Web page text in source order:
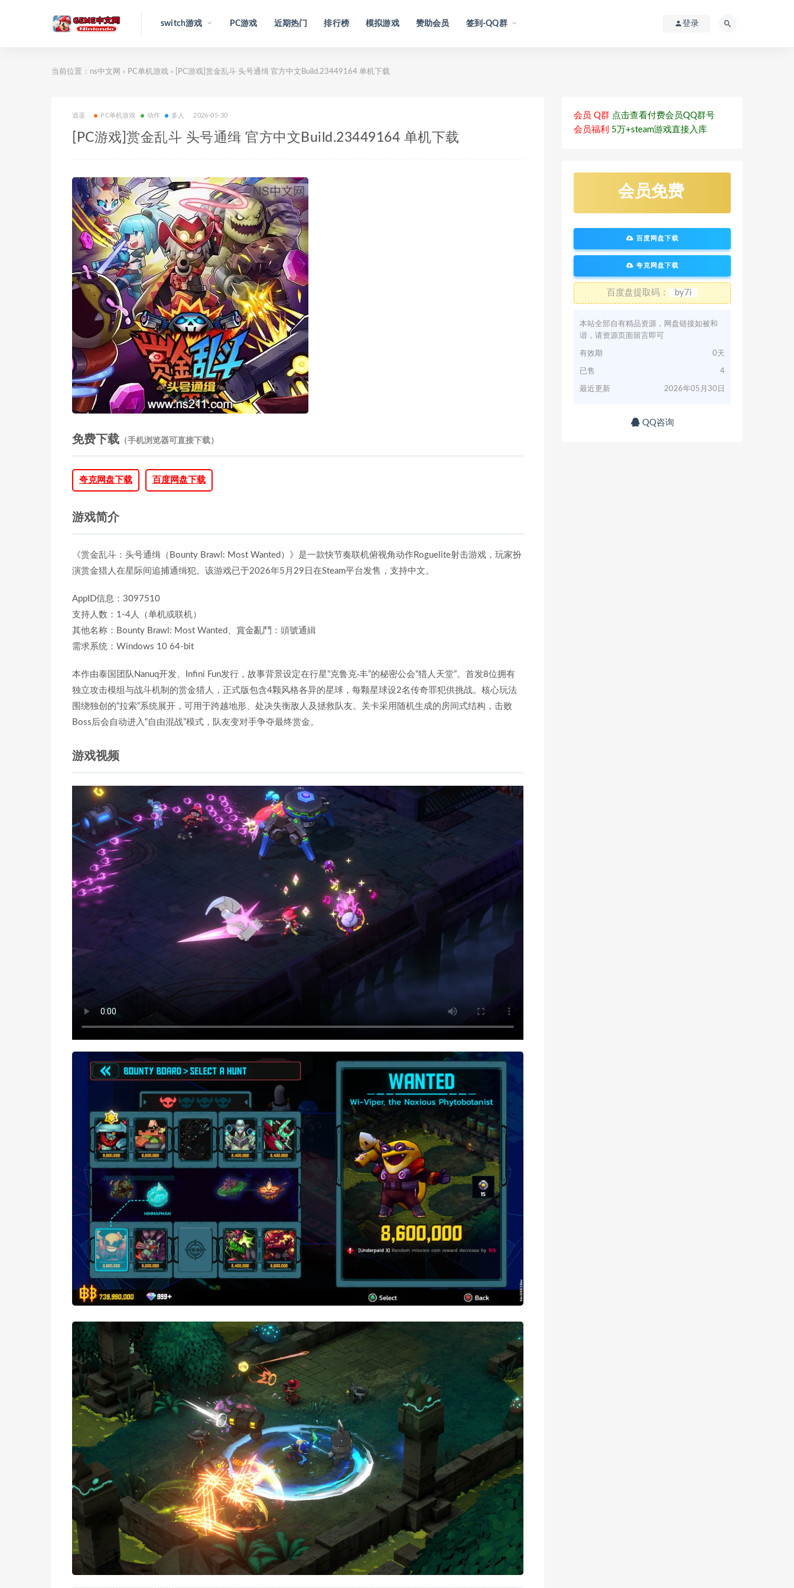
switch游戏 PC游戏 近期热门 排行榜 模拟游戏 赞助会员 签到-QQ群 登录
当前位置： ns中文网 > PC单机游戏 > [PC游戏]赏金乱斗 头号通缉 官方中文Build.23449164 单机下载
逍遥 PC单机游戏 动作 多人 2026-05-30
[PC游戏]赏金乱斗 头号通缉 官方中文Build.23449164 单机下载
免费下载 （手机浏览器可直接下载）
夸克网盘下载 百度网盘下载
游戏简介
《赏金乱斗：头号通缉（Bounty Brawl: Most Wanted）》是一款快节奏联机俯视角动作Roguelite射击游戏，玩家扮
演赏金猎人在星际间追捕通缉犯。该游戏已于2026年5月29日在Steam平台发售，支持中文。
AppID信息：3097510
支持人数：1-4人（单机或联机）
其他名称：Bounty Brawl: Most Wanted、賞金亂鬥：頭號通緝
需求系统：Windows 10 64-bit
本作由泰国团队Nanuq开发、Infini Fun发行，故事背景设定在行星“克鲁克·丰”的秘密公会“猎人天堂”。首发8位拥有
独立攻击模组与战斗机制的赏金猎人，正式版包含4颗风格各异的星球，每颗星球设2名传奇罪犯供挑战。核心玩法
围绕独创的“拉索”系统展开，可用于跨越地形、处决失衡敌人及拯救队友。关卡采用随机生成的房间式结构，击败
Boss后会自动进入“自由混战”模式，队友变对手争夺最终赏金。
游戏视频
会员 Q群 点击查看付费会员QQ群号
会员福利 5万+steam游戏直接入库
会员免费
百度网盘下载
夸克网盘下载
百度盘提取码： by7i
本站全部自有精品资源，网盘链接如被和
谐，请资源页面留言即可
有效期 0天
已售 4
最近更新 2026年05月30日
QQ咨询